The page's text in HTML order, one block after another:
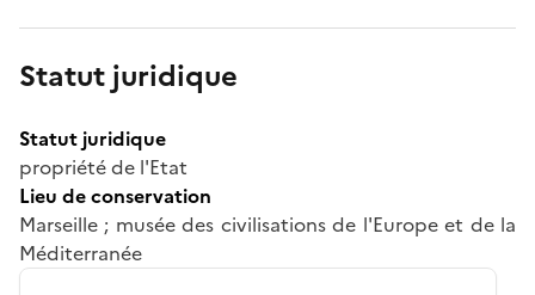
Statut juridique
Statut juridique
propriété de l'Etat
Lieu de conservation
Marseille ; musée des civilisations de l'Europe et de la
Méditerranée